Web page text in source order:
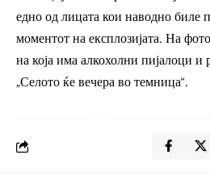
едно од лицата кои наводно биле
моментот на експлозијата. На
на која има алкохолни пијалоци и
„Селото ќе вечера во темница“.